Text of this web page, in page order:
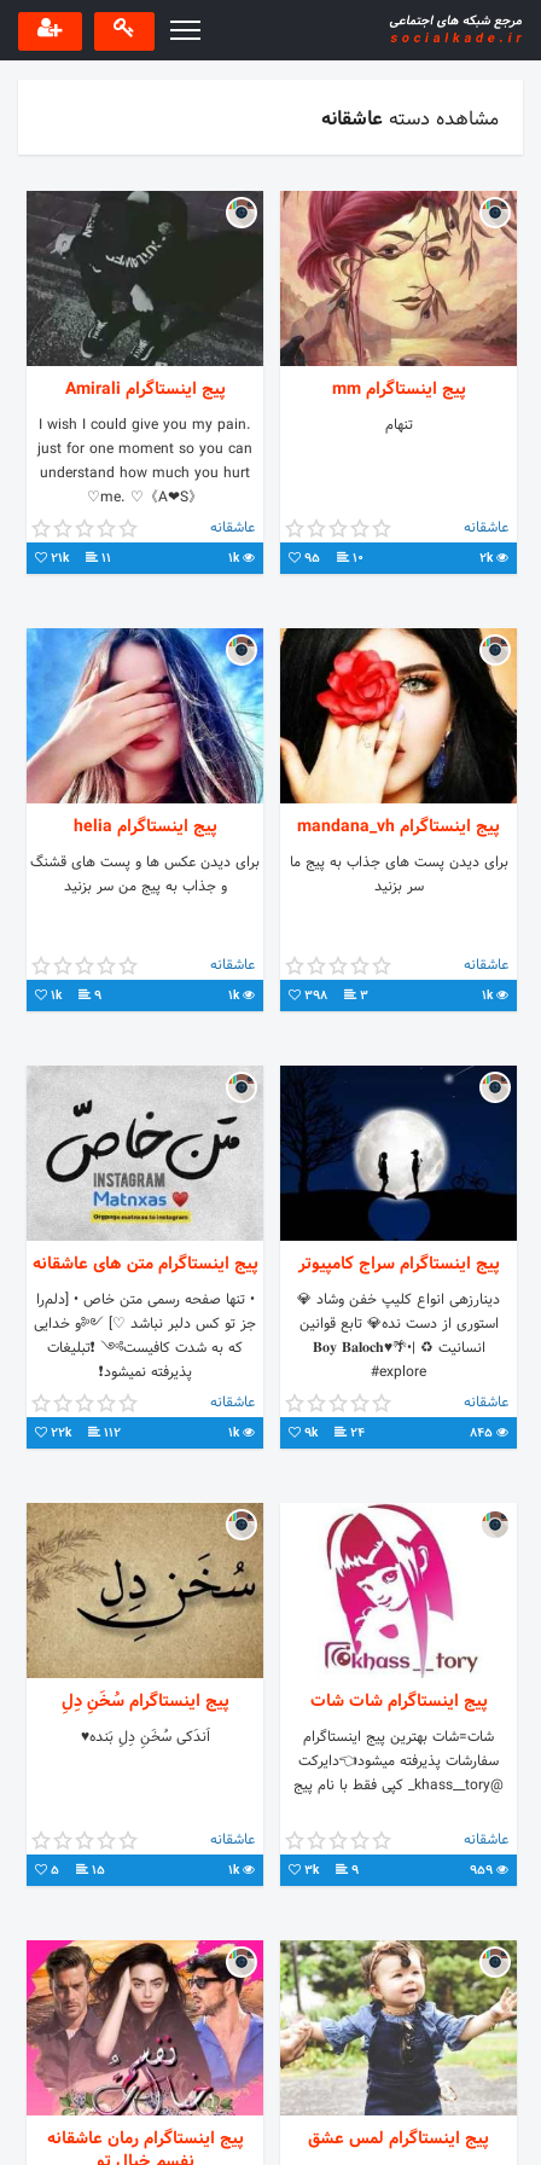
مشاهده دستهعاشقانه
پیج اینستاگرام mm
تنهام
عاشقانه
2k
10
95
پیج اینستاگرام Amirali
.I wish I could give you my pain
just for one moment so you can
understand how much you hurt
me. ♡《A❤S》♡
عاشقانه
1k
11
21k
پیج اینستاگرام mandana_vh
برای دیدن پست های جذاب به پیج ما
سر بزنید
عاشقانه
1k
3
398
پیج اینستاگرام helia
برای دیدن عکس ها و پست های قشنگ
و جذاب به پیج من سر بزنید
عاشقانه
1k
9
1k
پیج اینستاگرام سراج کامپیوتر
دینارزهی انواع کلیپ خفن وشاد 💎
استوری از دست نده💎 تابع قوانین
انسانیت ♻️ |•🌴♥️𝐁𝐨𝐲 𝐁𝐚𝐥𝐨𝐜𝐡
#explore
عاشقانه
24
9k
پیج اینستاگرام متن های عاشقانه
• تنها صفحه رسمی متن خاص • [دلم‌را
جز تو کس دلبر نباشد ♡] ༺و خدایی
که به شدت کافیست༻ ❗تبلیغات
پذیرفته نمیشود❗
عاشقانه
1k
112
22k
پیج اینستاگرام شات شات
شات=شات بهترین پیج اینستاگرام
سفارشات پذیرفته میشود👈دایرکت
@khass__tory_ کپی فقط با نام پیج
عاشقانه
9
3k
پیج اینستاگرام سُخَنِ دِلِ
اَندَکی سُخَنِ دِلِ بَنده♥️
عاشقانه
1k
15
5
پیج اینستاگرام لمس عشق
پیج اینستاگرام رمان عاشقانه